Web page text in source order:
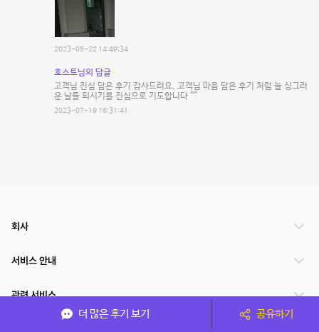
2023-05-22 14:49:34
호스트님의 답글
고객님 진심 담은 후기 감사드려요, 고객님 마음 담은 후기 처럼 늘 싱그러
운 날들 되시기를 진심으로 기도합니다 ^^
2023-07-19 16:31:41
더 많은 후기 보기 공유하기
회사
서비스 안내
관련 서비스